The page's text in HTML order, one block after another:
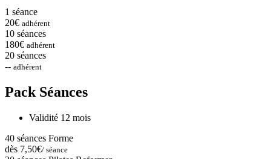
1 séance
20€ adhérent
10 séances
180€ adhérent
20 séances
-- adhérent
Pack Séances
Validité 12 mois
40 séances Forme
dès 7,50€/ séance